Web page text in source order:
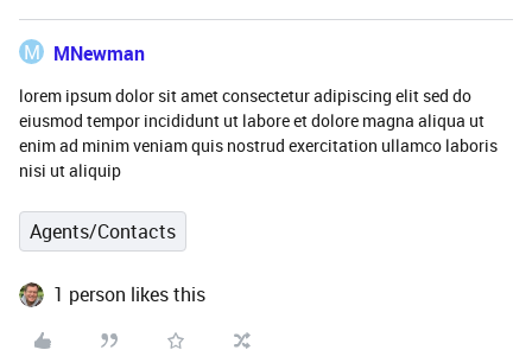
M MNewman
lorem ipsum dolor sit amet consectetur adipiscing elit sed do
eiusmod tempor incididunt ut labore et dolore magna aliqua ut
enim ad minim veniam quis nostrud exercitation ullamco laboris
nisi ut aliquip
Agents/Contacts
1 person likes this